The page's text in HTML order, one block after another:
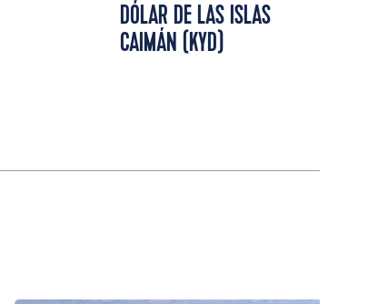
DÓLAR DE LAS ISLAS
CAIMÁN (KYD)